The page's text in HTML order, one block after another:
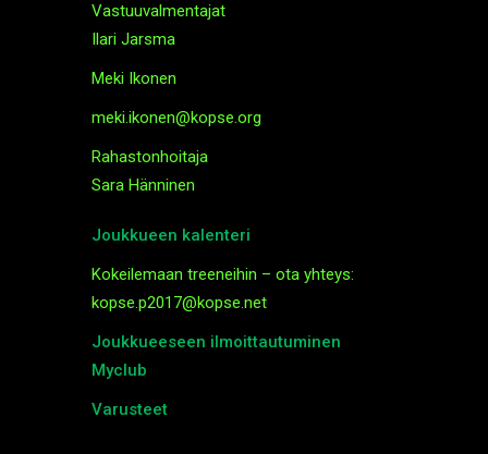
Vastuuvalmentajat
Ilari Jarsma
Meki Ikonen
meki.ikonen@kopse.org
Rahastonhoitaja
Sara Hänninen
Joukkueen kalenteri
Kokeilemaan treeneihin – ota yhteys:
kopse.p2017@kopse.net
Joukkueeseen ilmoittautuminen
Myclub
Varusteet